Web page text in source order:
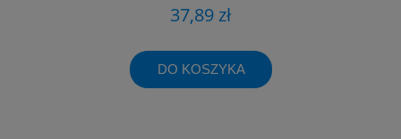
37,89 zł
DO KOSZYKA